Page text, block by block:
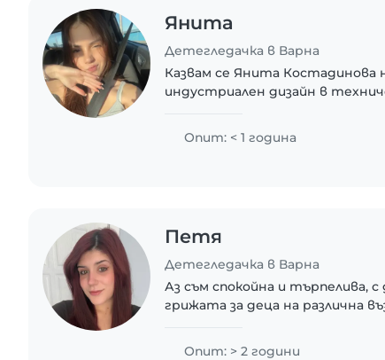
Янита
Детегледачка в Варна
Казвам се Янита Костадинова
индустриален дизайн в
Опит: < 1 година
Петя
Детегледачка в Варна
Аз съм спокойна и търпелива,
грижата за деца на различна
Опит: > 2 години